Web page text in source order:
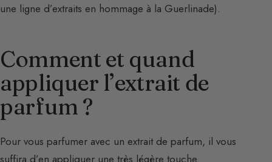
une ligne d’extraits en hommage à la Guerlinade).
Comment et quand
appliquer l’extrait de
parfum ?
Pour vous parfumer avec un extrait de parfum, il vous
suffira d’en appliquer une très légère touche.